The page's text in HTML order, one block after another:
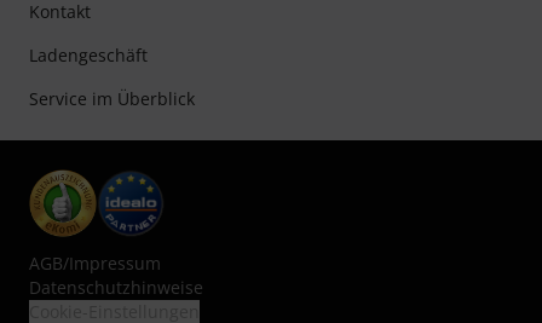
Kontakt
Ladengeschäft
Service im Überblick
AGB/Impressum
Datenschutzhinweise